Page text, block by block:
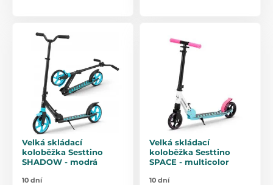
Velká skládací
koloběžka Sesttino
SHADOW - modrá
10 dní
Velká skládací
koloběžka Sesttino
SPACE - multicolor
10 dní